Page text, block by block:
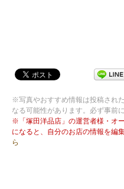
※写真やおすすめ情報は投稿され
なる可能性があります。必ず事前
※「塚田洋品店」の運営者様・オ
になると、自分のお店の情報を編
ら